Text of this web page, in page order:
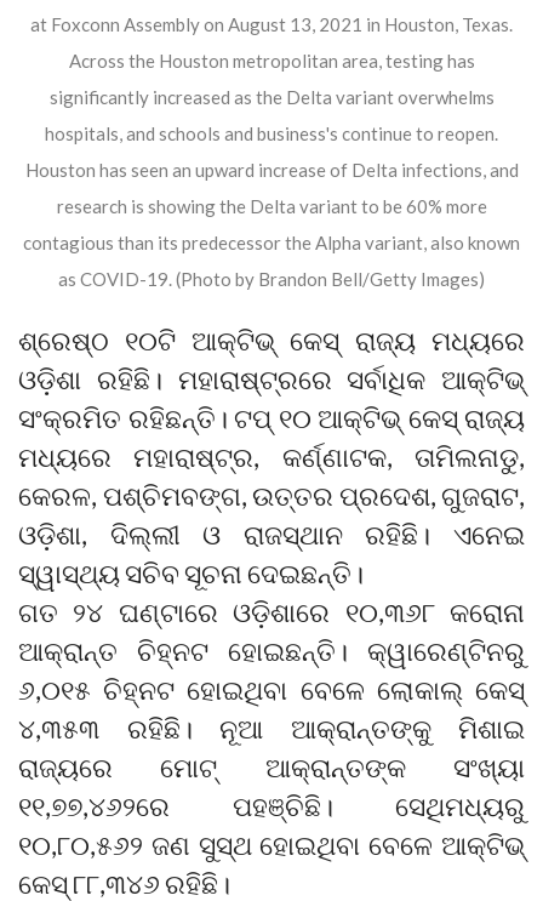
at Foxconn Assembly on August 13, 2021 in Houston, Texas.
Across the Houston metropolitan area, testing has
significantly increased as the Delta variant overwhelms
hospitals, and schools and business's continue to reopen.
Houston has seen an upward increase of Delta infections, and
research is showing the Delta variant to be 60% more
contagious than its predecessor the Alpha variant, also known
as COVID-19. (Photo by Brandon Bell/Getty Images)
ଶ୍ରେଷ୍ଠ ୧୦ଟି ଆକ୍ଟିଭ୍ କେସ୍ ରାଜ୍ୟ ମଧ୍ୟରେ
ଓଡ଼ିଶା ରହିଛି। ମହାରାଷ୍ଟ୍ରରେ ସର୍ବାଧିକ ଆକ୍ଟିଭ୍
ସଂକ୍ରମିତ ରହିଛନ୍ତି। ଟପ୍ ୧୦ ଆକ୍ଟିଭ୍ କେସ୍ ରାଜ୍ୟ
ମଧ୍ୟରେ ମହାରାଷ୍ଟ୍ର, କର୍ଣ୍ଣାଟକ, ତାମିଲନାଡୁ,
କେରଳ, ପଶ୍ଚିମବଙ୍ଗ, ଉତ୍ତର ପ୍ରଦେଶ, ଗୁଜରାଟ,
ଓଡ଼ିଶା, ଦିଲ୍ଲୀ ଓ ରାଜସ୍ଥାନ ରହିଛି। ଏନେଇ
ସ୍ୱାସ୍ଥ୍ୟ ସଚିବ ସୂଚନା ଦେଇଛନ୍ତି।
ଗତ ୨୪ ଘଣ୍ଟାରେ ଓଡ଼ିଶାରେ ୧୦,୩୬୮ କରୋନା
ଆକ୍ରାନ୍ତ ଚିହ୍ନଟ ହୋଇଛନ୍ତି। କ୍ୱାରେଣ୍ଟିନରୁ
୬,୦୧୫ ଚିହ୍ନଟ ହୋଇଥିବା ବେଳେ ଲୋକାଲ୍ କେସ୍
୪,୩୫୩ ରହିଛି। ନୂଆ ଆକ୍ରାନ୍ତଙ୍କୁ ମିଶାଇ
ରାଜ୍ୟରେ ମୋଟ୍ ଆକ୍ରାନ୍ତଙ୍କ ସଂଖ୍ୟା
୧୧,୭୭,୪୬୨ରେ ପହଞ୍ଚିଛି। ସେଥିମଧ୍ୟରୁ
୧୦,୮୦,୫୬୨ ଜଣ ସୁସ୍ଥ ହୋଇଥିବା ବେଳେ ଆକ୍ଟିଭ୍
କେସ୍ ୮୮,୩୪୬ ରହିଛି।